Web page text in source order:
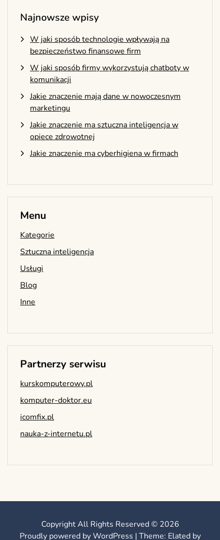
Najnowsze wpisy
W jaki sposób technologie wpływają na
bezpieczeństwo finansowe firm
W jaki sposób firmy wykorzystują chatboty w
komunikacji
Jakie znaczenie mają dane w nowoczesnym
marketingu
Jakie znaczenie ma sztuczna inteligencja w
opiece zdrowotnej
Jakie znaczenie ma cyberhigiena w firmach
Menu
Kategorie
Sztuczna inteligencja
Usługi
Blog
Inne
Partnerzy serwisu
kurskomputerowy.pl
komputer-doktor.eu
icomfix.pl
nauka-z-internetu.pl
Copyright All Rights Reserved © 2026
Proudly powered by WordPress | Theme: Elated by